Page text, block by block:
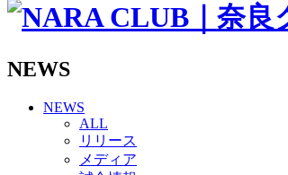
その他
バモス
チアダンススクール
ボランティアチーム「volundeer」
ビクトリーロード
NEWS
NEWS
ALL
リリース
メディア